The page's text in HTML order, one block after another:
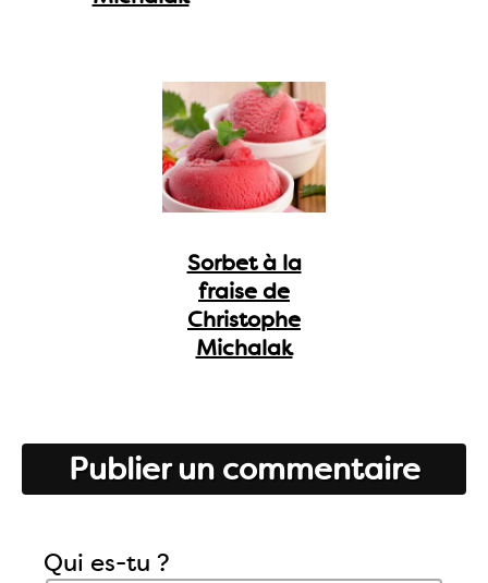
Sorbet à la
fraise de
Christophe
Michalak
Publier un commentaire
Qui es-tu ?